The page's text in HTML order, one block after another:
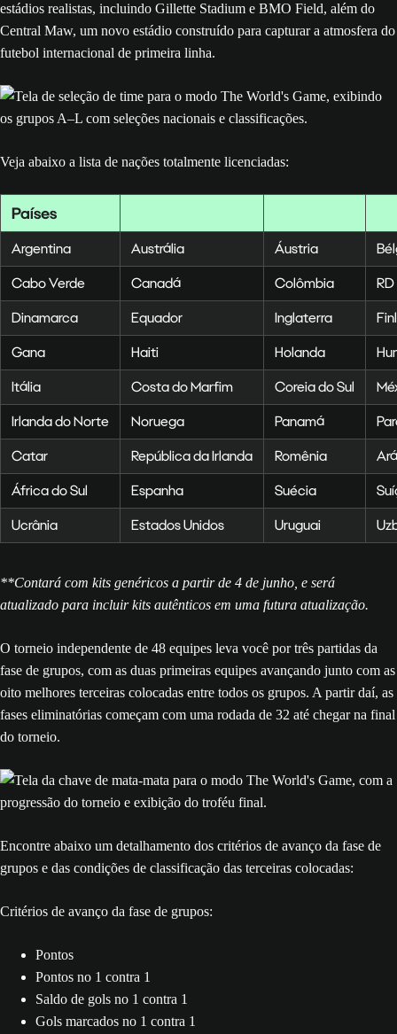
estádios realistas, incluindo Gillette Stadium e BMO Field, além do
Central Maw, um novo estádio construído para capturar a atmosfera do
futebol internacional de primeira linha.
Veja abaixo a lista de nações totalmente licenciadas:
Países
Argentina Austrália Áustria
Cabo Verde
Canadá Colômbia
Dinamarca
Equador Inglaterra
Gana
Haiti Holanda
Itália
Costa do Marfim Coreia do Sul
Irlanda do Norte
Noruega Panamá
Catar
República da Irlanda Romênia
África do Sul
Espanha Suécia
Ucrânia
Estados Unidos Uruguai
**Contará com kits genéricos a partir de 4 de junho, e será
atualizado para incluir kits autênticos em uma futura atualização.
O torneio independente de 48 equipes leva você por três partidas da
fase de grupos, com as duas primeiras equipes avançando junto com as
oito melhores terceiras colocadas entre todos os grupos. A partir daí, as
fases eliminatórias começam com uma rodada de 32 até chegar na final
do torneio.
Encontre abaixo um detalhamento dos critérios de avanço da fase de
grupos e das condições de classificação das terceiras colocadas:
Critérios de avanço da fase de grupos:
Pontos
Pontos no 1 contra 1
Saldo de gols no 1 contra 1
Gols marcados no 1 contra 1